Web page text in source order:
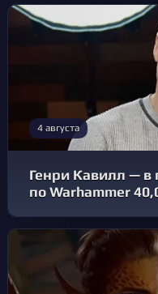
4 августа
Генри Кавилл — в
по Warhammer